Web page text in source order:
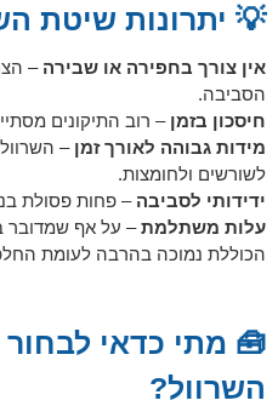
💡 יתרונות שיטת
אין צורך בחפירה או שבירה –
הסביבה.
חיסכון בזמן – רוב התיקונים
מידות גבוהה לאורך זמן –
לשורשים ולחומצות.
ידידותי לסביבה – פחות פסולת
עלות משתלמת– על אף שמדובר
הכוללת נמוכה בהרבה לעומת
🧰 מתי כדאי
השרוול?